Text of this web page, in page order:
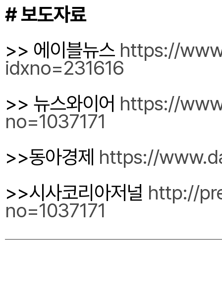
# 보도자료
>> 에이블뉴스 https://
idxno=231616
>> 뉴스와이어 https://
no=1037171
>>동아경제 https://
>>시사코리아저널 http://
no=1037171